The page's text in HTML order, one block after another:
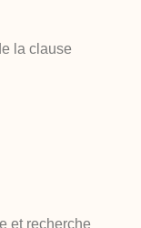
la clause
et recherche